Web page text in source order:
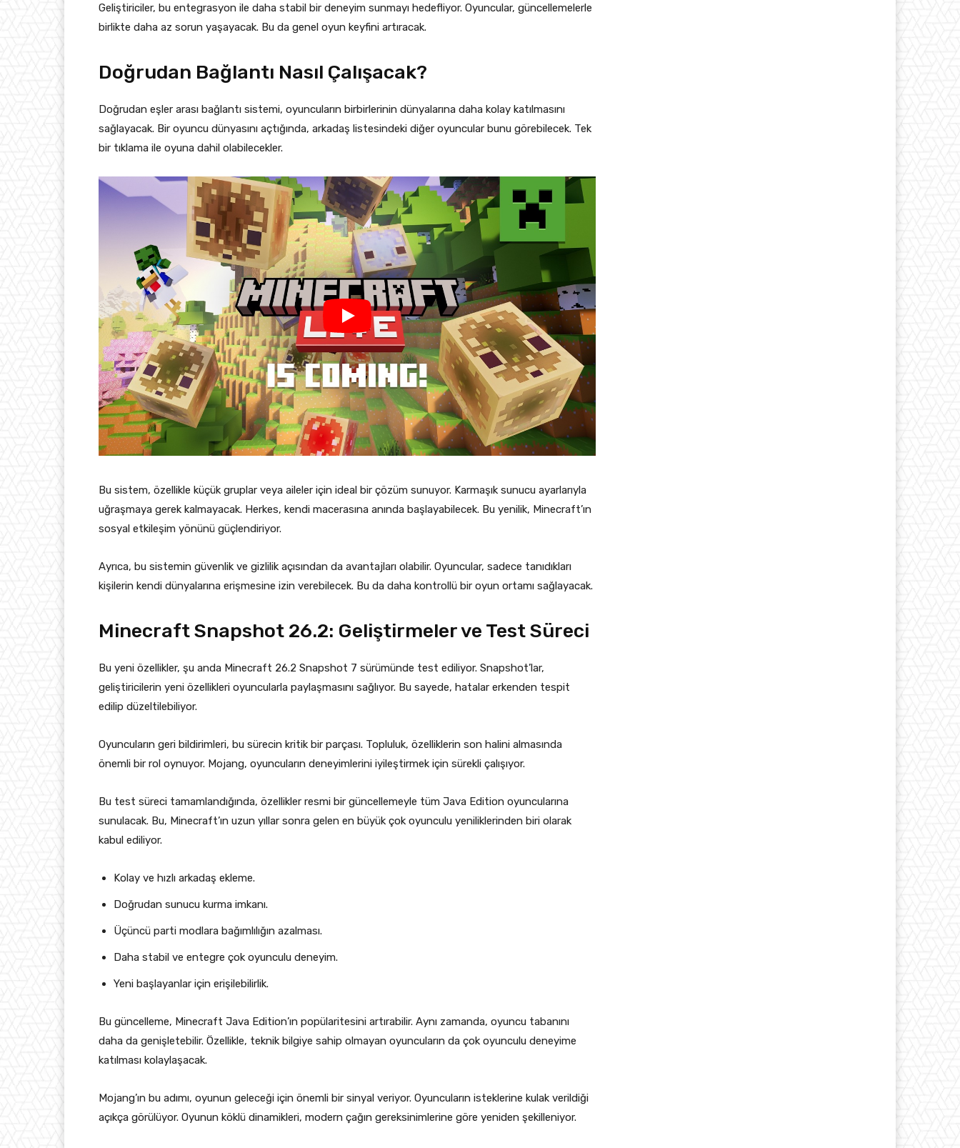
Geliştiriciler, bu entegrasyon ile daha stabil bir deneyim sunmayı hedefliyor. Oyuncular, güncellemelerle
birlikte daha az sorun yaşayacak. Bu da genel oyun keyfini artıracak.
Doğrudan Bağlantı Nasıl Çalışacak?
Doğrudan eşler arası bağlantı sistemi, oyuncuların birbirlerinin dünyalarına daha kolay katılmasını
sağlayacak. Bir oyuncu dünyasını açtığında, arkadaş listesindeki diğer oyuncular bunu görebilecek. Tek
bir tıklama ile oyuna dahil olabilecekler.
Bu sistem, özellikle küçük gruplar veya aileler için ideal bir çözüm sunuyor. Karmaşık sunucu ayarlarıyla
uğraşmaya gerek kalmayacak. Herkes, kendi macerasına anında başlayabilecek. Bu yenilik, Minecraft’ın
sosyal etkileşim yönünü güçlendiriyor.
Ayrıca, bu sistemin güvenlik ve gizlilik açısından da avantajları olabilir. Oyuncular, sadece tanıdıkları
kişilerin kendi dünyalarına erişmesine izin verebilecek. Bu da daha kontrollü bir oyun ortamı sağlayacak.
Minecraft Snapshot 26.2: Geliştirmeler ve Test Süreci
Bu yeni özellikler, şu anda Minecraft 26.2 Snapshot 7 sürümünde test ediliyor. Snapshot’lar,
geliştiricilerin yeni özellikleri oyuncularla paylaşmasını sağlıyor. Bu sayede, hatalar erkenden tespit
edilip düzeltilebiliyor.
Oyuncuların geri bildirimleri, bu sürecin kritik bir parçası. Topluluk, özelliklerin son halini almasında
önemli bir rol oynuyor. Mojang, oyuncuların deneyimlerini iyileştirmek için sürekli çalışıyor.
Bu test süreci tamamlandığında, özellikler resmi bir güncellemeyle tüm Java Edition oyuncularına
sunulacak. Bu, Minecraft’ın uzun yıllar sonra gelen en büyük çok oyunculu yeniliklerinden biri olarak
kabul ediliyor.
Kolay ve hızlı arkadaş ekleme.
Doğrudan sunucu kurma imkanı.
Üçüncü parti modlara bağımlılığın azalması.
Daha stabil ve entegre çok oyunculu deneyim.
Yeni başlayanlar için erişilebilirlik.
Bu güncelleme, Minecraft Java Edition’ın popülaritesini artırabilir. Aynı zamanda, oyuncu tabanını
daha da genişletebilir. Özellikle, teknik bilgiye sahip olmayan oyuncuların da çok oyunculu deneyime
katılması kolaylaşacak.
Mojang’ın bu adımı, oyunun geleceği için önemli bir sinyal veriyor. Oyuncuların isteklerine kulak verildiği
açıkça görülüyor. Oyunun köklü dinamikleri, modern çağın gereksinimlerine göre yeniden şekilleniyor.